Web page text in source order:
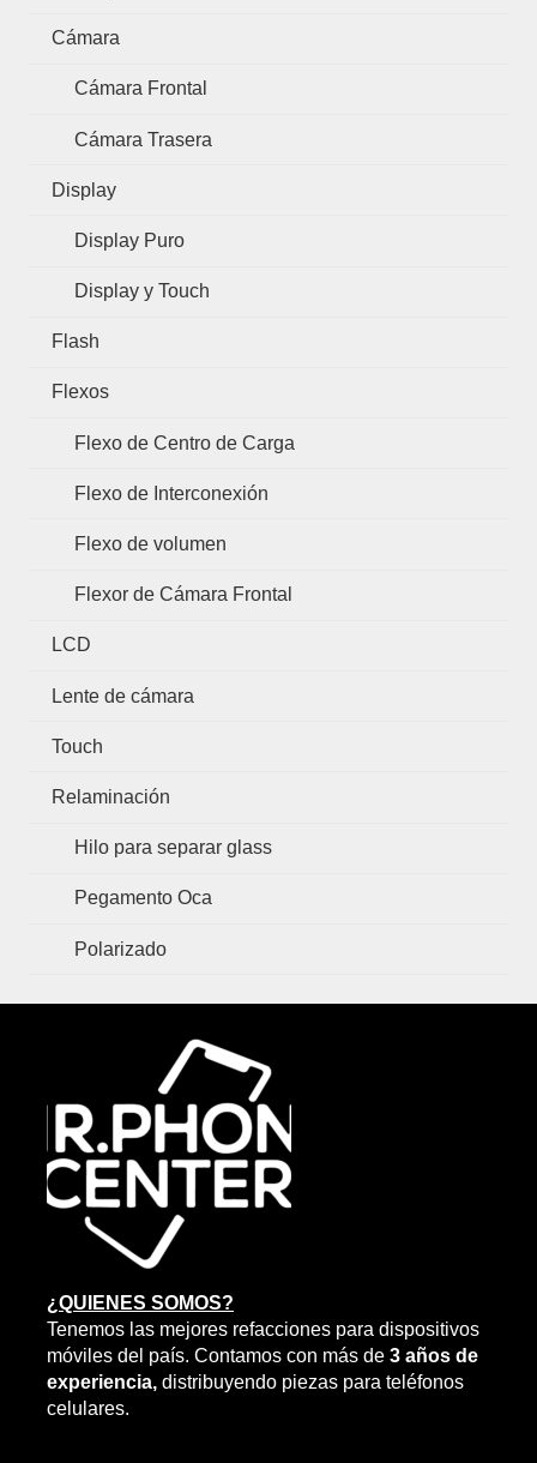
Cámara
Cámara Frontal
Cámara Trasera
Display
Display Puro
Display y Touch
Flash
Flexos
Flexo de Centro de Carga
Flexo de Interconexión
Flexo de volumen
Flexor de Cámara Frontal
LCD
Lente de cámara
Touch
Relaminación
Hilo para separar glass
Pegamento Oca
Polarizado
¿QUIENES SOMOS?
Tenemos las mejores refacciones para dispositivos
móviles del país. Contamos con más de 3 años de
experiencia, distribuyendo piezas para teléfonos
celulares.